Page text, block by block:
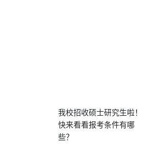
我校招收硕士研究生啦！
快来看看报考条件有哪
些？